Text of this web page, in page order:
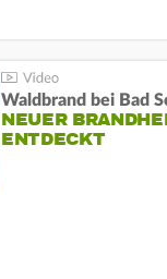
Waldbrand bei Bad
NEUER
ENTDECKT